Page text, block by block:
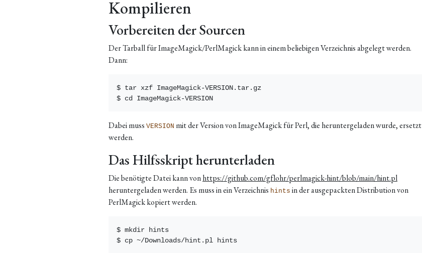
Kompilieren
Vorbereiten der Sourcen
Der Tarball für ImageMagick/PerlMagick kann in einem beliebigen Verzeichnis abgelegt werden.
Dann:
$ tar xzf ImageMagick-VERSION.tar.gz
Dabei muss VERSION mit der Version von ImageMagick für Perl, die heruntergeladen wurde, ersetzt
werden.
Das Hilfsskript herunterladen
Die benötigte Datei kann vonhttps://github.com/gflohr/perlmagick-hint/blob/main/hint.pl
heruntergeladen werden. Es muss in ein Verzeichnis hints in der ausgepackten Distribution von
PerlMagick kopiert werden.
$ mkdir hints